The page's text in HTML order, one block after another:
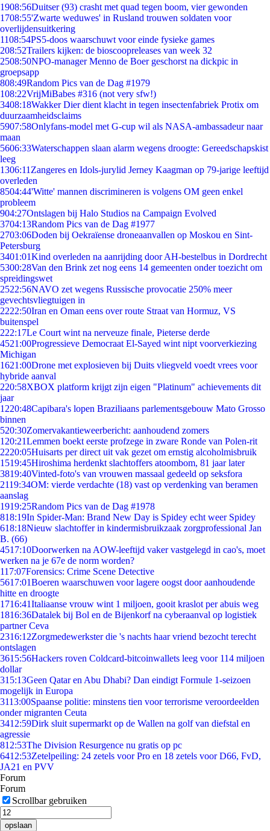
1908:56Duitser (93) crasht met quad tegen boom, vier gewonden
1708:55'Zwarte weduwes' in Rusland trouwen soldaten voor
overlijdensuitkering
1108:54PS5-doos waarschuwt voor einde fysieke games
208:52Trailers kijken: de bioscoopreleases van week 32
2508:50NPO-manager Menno de Boer geschorst na dickpic in
groepsapp
808:49Random Pics van de Dag #1979
108:22VrijMiBabes #316 (not very sfw!)
3408:18Wakker Dier dient klacht in tegen insectenfabriek Protix om
duurzaamheidsclaims
5907:58Onlyfans-model met G-cup wil als NASA-ambassadeur naar
maan
5606:33Waterschappen slaan alarm wegens droogte: Gereedschapskist
leeg
1306:11 Zangeres en Idols-jurylid Jerney Kaagman op 79-jarige leeftijd
overleden
8504:44'Witte' mannen discrimineren is volgens OM geen enkel
probleem
904:27Ontslagen bij Halo Studios na Campaign Evolved
3704:13Random Pics van de Dag #1977
2703:06Doden bij Oekraïense droneaanvallen op Moskou en Sint-
Petersburg
3401:01Kind overleden na aanrijding door AH-bestelbus in Dordrecht
5300:28Van den Brink zet nog eens 14 gemeenten onder toezicht om
spreidingswet
2522:56NAVO zet wegens Russische provocatie 250% meer
gevechtsvliegtuigen in
2222:50Iran en Oman eens over route Straat van Hormuz, VS
buitenspel
222:17Le Court wint na nerveuze finale, Pieterse derde
4521:00Progressieve Democraat El-Sayed wint nipt voorverkiezing
Michigan
1621:00Drone met explosieven bij Duits vliegveld voedt vrees voor
hybride aanval
220:58XBOX platform krijgt zijn eigen "Platinum" achievements dit
jaar
1220:48Capibara's lopen Braziliaans parlementsgebouw Mato Grosso
binnen
520:30Zomervakantieweerbericht: aanhoudend zomers
1 20:21Lemmen boekt eerste profzege in zware Ronde van Polen-rit
2220:05Huisarts per direct uit vak gezet om ernstig alcoholmisbruik
1519:45Hiroshima herdenkt slachtoffers atoombom, 81 jaar later
3819:40Vinted-foto's van vrouwen massaal gedeeld op seksfora
2119:34OM: vierde verdachte (18) vast op verdenking van beramen
aanslag
1919:25Random Pics van de Dag #1978
818:19In Spider-Man: Brand New Day is Spidey echt weer Spidey
618:18Nieuw slachtoffer in kindermisbruikzaak zorgprofessional Jan
B. (66)
4517:10Doorwerken na AOW-leeftijd vaker vastgelegd in cao's, moet
werken na je 67e de norm worden?
117:07Forensics: Crime Scene Detective
5617:01Boeren waarschuwen voor lagere oogst door aanhoudende
hitte en droogte
1716:41Italiaanse vrouw wint 1 miljoen, gooit kraslot per abuis weg
1816:36Datalek bij Bol en de Bijenkorf na cyberaanval op logistiek
partner Ceva
2316:12Zorgmedewerkster die 's nachts haar vriend bezocht terecht
ontslagen
3615:56Hackers roven Coldcard-bitcoinwallets leeg voor 114 miljoen
dollar
315:13Geen Qatar en Abu Dhabi? Dan eindigt Formule 1-seizoen
mogelijk in Europa
3113:00Spaanse politie: minstens tien voor terrorisme veroordeelden
onder migranten Ceuta
3412:59Dirk sluit supermarkt op de Wallen na golf van diefstal en
agressie
812:53The Division Resurgence nu gratis op pc
6412:53Zetelpeiling: 24 zetels voor Pro en 18 zetels voor D66, FvD,
JA21 en PVV
Forum
Forum
Scrollbar gebruiken
opslaan